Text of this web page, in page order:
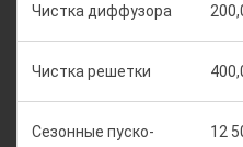
Чистка диффузора
Чистка решетки
Сезонные пуско-
12